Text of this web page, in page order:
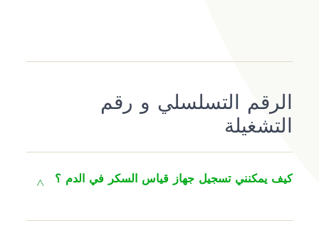
الرقم التسلسلي و رقم
التشغيلة
كيف يمكنني تسجيل جهاز قياس السكر في الدم ؟